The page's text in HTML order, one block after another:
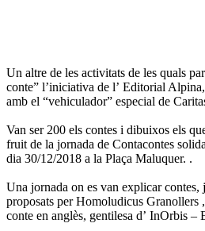
Un altre de les activitats de les quals
conte” l’iniciativa de l’ Editorial Alpina
amb el “vehiculador” especial de
Van ser 200 els contes i dibuixos els
fruit de la jornada de Contacontes
dia 30/12/2018 a la Plaça Maluquer. .
Una jornada on es van explicar contes,
proposats perHomoludicus Granollers
conte en anglès, gentilesa d’ InOrbis –